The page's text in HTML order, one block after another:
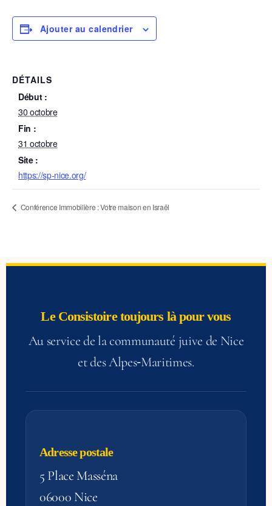
Ajouter au calendrier
DÉTAILS
Début :
30 octobre
Fin :
31 octobre
Site :
https://sp-nice.org/
Conférence Immobilière : Votre maison en Israël
Le Consistoire toujours là pour vous
Au service de la communauté juive de Nice
et des Alpes‑Maritimes.
Adresse postale
5 Place Masséna
06000 Nice